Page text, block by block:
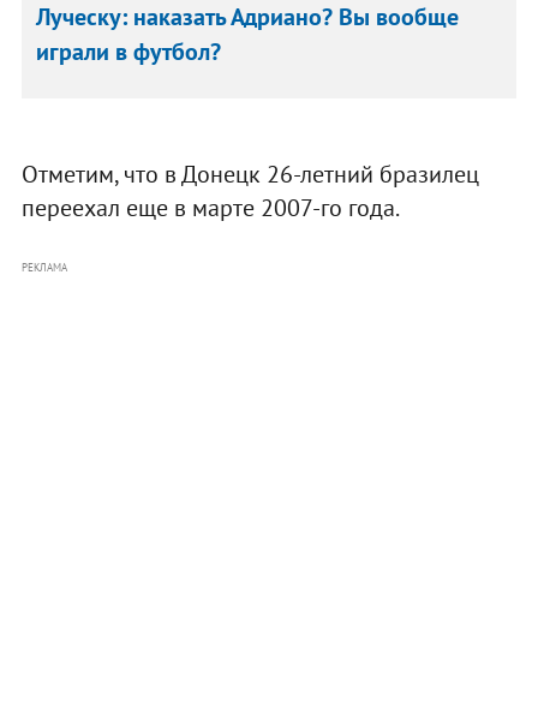
Луческу: наказать Адриано? Вы вообще
играли в футбол?
Отметим, что в Донецк 26-летний бразилец
переехал еще в марте 2007-го года.
РЕКЛАМА